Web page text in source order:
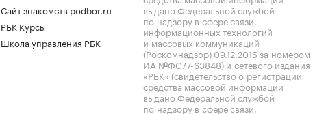
Сайт знакомств podbor.ru
РБК Курсы
Школа управления РБК
выдано Федеральной службой
по надзору в сфере связи,
информационных технологий
и массовых коммуникаций
(Роскомнадзор) 09.12.2015 за номером
ИА №ФС77-63848) и сетевого издания
«РБК» (свидетельство о регистрации
средства массовой информации
выдано Федеральной службой
по надзору в сфере связи,